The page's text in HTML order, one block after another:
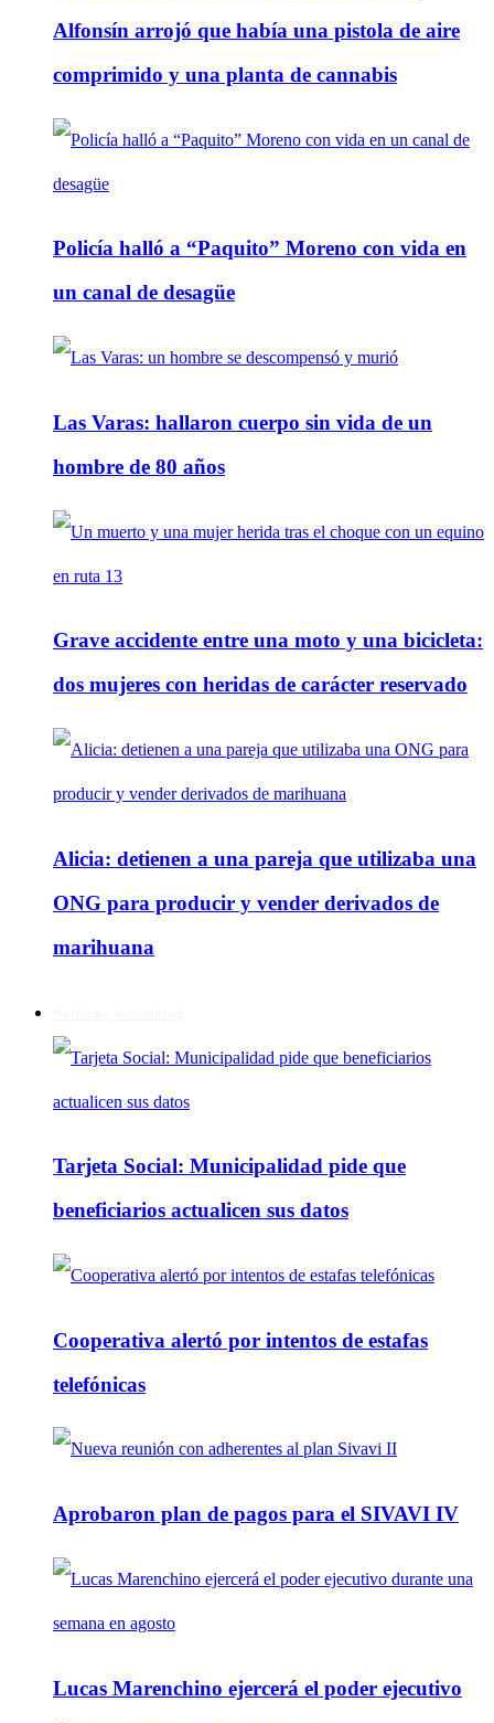
Alfonsín arrojó que había una pistola de aire
comprimido y una planta de cannabis
Policía halló a “Paquito” Moreno con vida en
un canal de desagüe
Las Varas: hallaron cuerpo sin vida de un
hombre de 80 años
Grave accidente entre una moto y una bicicleta:
dos mujeres con heridas de carácter reservado
Alicia: detienen a una pareja que utilizaba una
ONG para producir y vender derivados de
marihuana
Tarjeta Social: Municipalidad pide que
beneficiarios actualicen sus datos
Cooperativa alertó por intentos de estafas
telefónicas
Aprobaron plan de pagos para el SIVAVI IV
Lucas Marenchino ejercerá el poder ejecutivo